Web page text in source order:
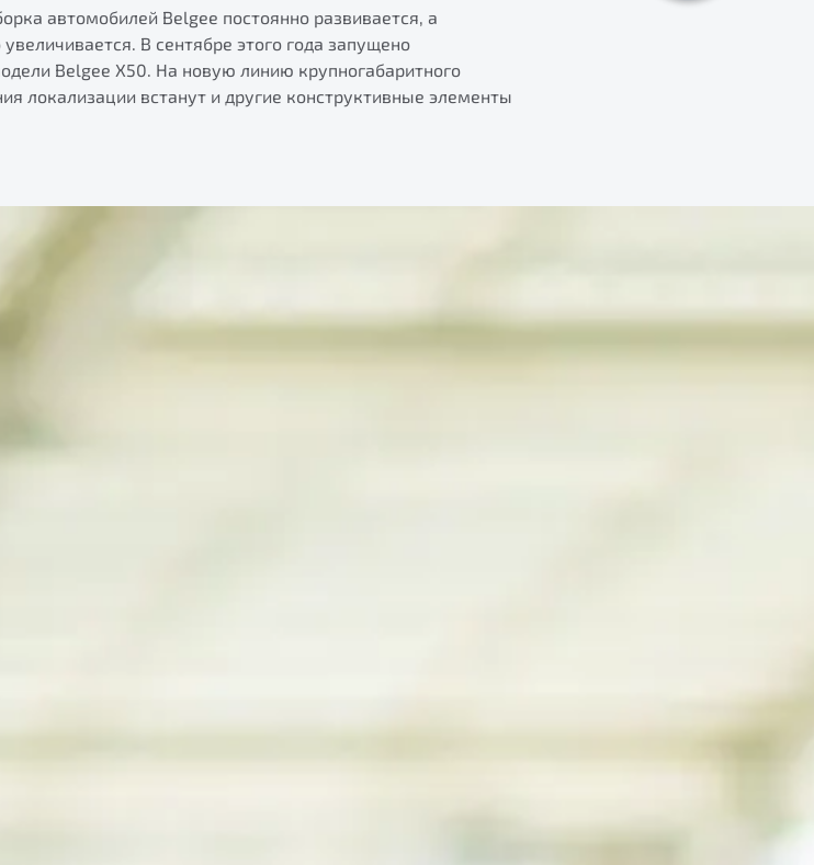
автомобилей Belgee постоянно развивается, а
В сентябре этого года запущено
Belgee X50. На новую линию крупногабаритного
локализации встанут и другие конструктивные элементы